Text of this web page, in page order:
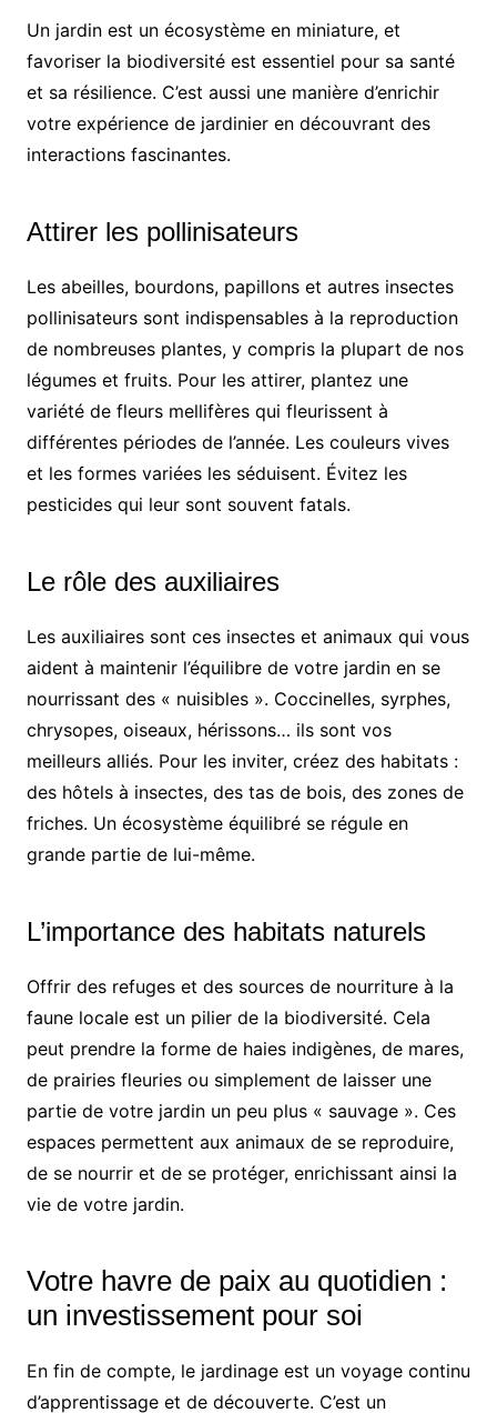
Un jardin est un écosystème en miniature, et
favoriser la biodiversité est essentiel pour sa santé
et sa résilience. C’est aussi une manière d’enrichir
votre expérience de jardinier en découvrant des
interactions fascinantes.
Attirer les pollinisateurs
Les abeilles, bourdons, papillons et autres insectes
pollinisateurs sont indispensables à la reproduction
de nombreuses plantes, y compris la plupart de nos
légumes et fruits. Pour les attirer, plantez une
variété de fleurs mellifères qui fleurissent à
différentes périodes de l’année. Les couleurs vives
et les formes variées les séduisent. Évitez les
pesticides qui leur sont souvent fatals.
Le rôle des auxiliaires
Les auxiliaires sont ces insectes et animaux qui vous
aident à maintenir l’équilibre de votre jardin en se
nourrissant des « nuisibles ». Coccinelles, syrphes,
chrysopes, oiseaux, hérissons… ils sont vos
meilleurs alliés. Pour les inviter, créez des habitats :
des hôtels à insectes, des tas de bois, des zones de
friches. Un écosystème équilibré se régule en
grande partie de lui-même.
L’importance des habitats naturels
Offrir des refuges et des sources de nourriture à la
faune locale est un pilier de la biodiversité. Cela
peut prendre la forme de haies indigènes, de mares,
de prairies fleuries ou simplement de laisser une
partie de votre jardin un peu plus « sauvage ». Ces
espaces permettent aux animaux de se reproduire,
de se nourrir et de se protéger, enrichissant ainsi la
vie de votre jardin.
Votre havre de paix au quotidien :
un investissement pour soi
En fin de compte, le jardinage est un voyage continu
d’apprentissage et de découverte. C’est un